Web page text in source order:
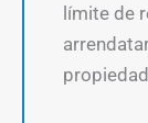
límite de